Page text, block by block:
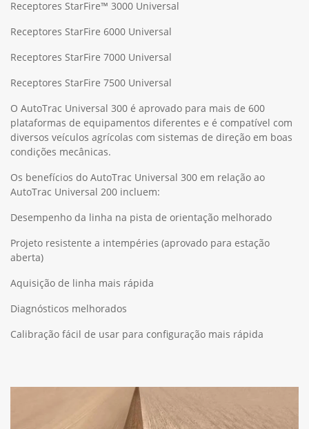
Receptores StarFire™ 3000 Universal
Receptores StarFire 6000 Universal
Receptores StarFire 7000 Universal
Receptores StarFire 7500 Universal
O AutoTrac Universal 300 é aprovado para mais de 600
plataformas de equipamentos diferentes e é compatível com
diversos veículos agrícolas com sistemas de direção em boas
condições mecânicas.
Os benefícios do AutoTrac Universal 300 em relação ao
AutoTrac Universal 200 incluem:
Desempenho da linha na pista de orientação melhorado
Projeto resistente a intempéries (aprovado para estação
aberta)
Aquisição de linha mais rápida
Diagnósticos melhorados
Calibração fácil de usar para configuração mais rápida